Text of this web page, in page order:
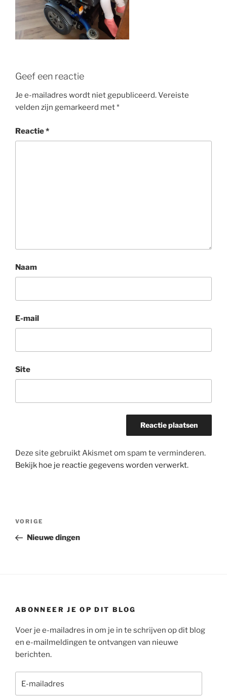
Geef een reactie
Je e-mailadres wordt niet gepubliceerd.Vereiste
velden zijn gemarkeerd met*
Reactie*
Naam
E-mail
Site
Deze site gebruikt Akismet om spam te verminderen.
Bekijk hoe je reactie gegevens worden verwerkt.
Bericht
Vorig
bericht
VORIGE
Nieuwe dingen
ABONNEER JE OP DIT BLOG
Voer je e-mailadres in om je in te schrijven op dit blog
en e-mailmeldingen te ontvangen van nieuwe
berichten.